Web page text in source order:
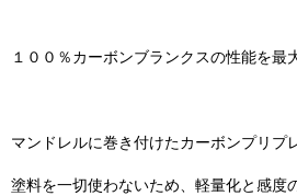
１００％カーボンブランクスの性能を
マンドレルに巻き付けたカーボンプリプ
塗料を一切使わないため、軽量化と感度